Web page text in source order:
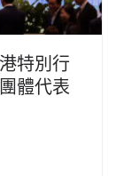
特別行
體代表